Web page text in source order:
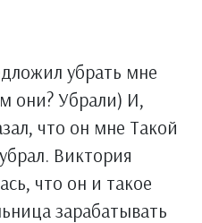
убрать мне
они? Убрали) И,
что он мне Такой
Виктория
что он и такое
зарабатывать